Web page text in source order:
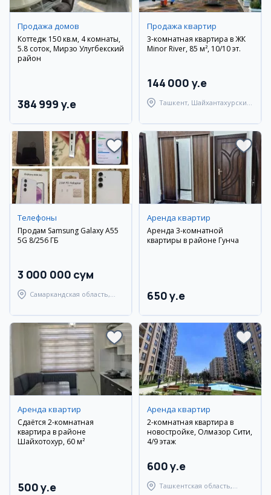
Продажа домов
Коттедж 150 кв.м, 4 комнаты,
5.8 соток, Мирзо Улугбекский
район
384 999 y.e
Продажа квартир
3-комнатная квартира в ЖК
Minor River, 85 м², 10/10 эт.
144 000 y.e
Ташкент, Шайхантахурский
Телефоны
Продам Samsung Galaxy A55
5G 8/256 ГБ
3 000 000 сум
Самаркандская область,
Аренда квартир
Аренда 3-комнатной
квартиры в районе Гунча
650 y.e
Аренда квартир
Сдаётся 2-комнатная
квартира в районе
Шайхотохур, 60 м²
500 y.e
Аренда квартир
2-комнатная квартира в
новостройке, Олмазор Сити,
4/9 этаж
600 y.e
Ташкентская область,